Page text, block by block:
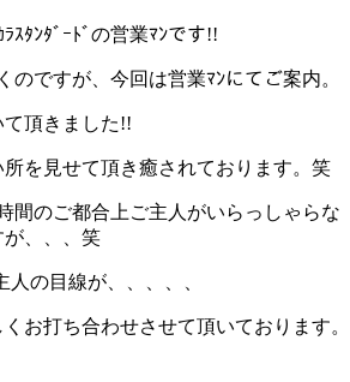
ｽﾀﾝﾀﾞｰﾄﾞの営業ﾏﾝです!!
のですが、今回は営業ﾏﾝにてご案内。
頂きました!!
を見せて頂き癒されております。笑
間のご都合上ご主人がいらっしゃらな
、、、笑
の目線が、、、、、
お打ち合わせさせて頂いております。